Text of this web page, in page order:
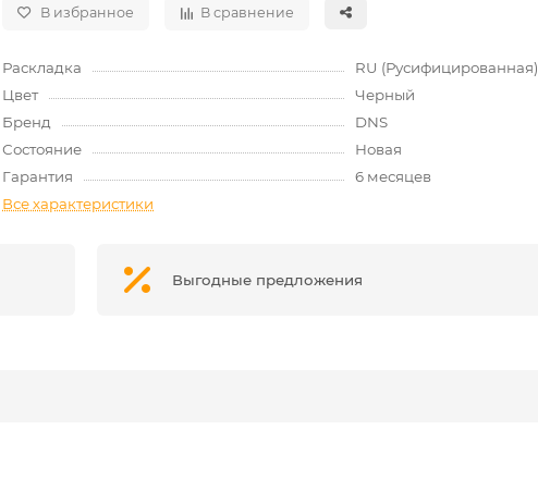
В избранное В сравнение
Раскладка
RU (Русифицированная)
Цвет
Черный
Бренд
DNS
Состояние
Новая
Гарантия
6 месяцев
Все характеристики
Выгодные предложения